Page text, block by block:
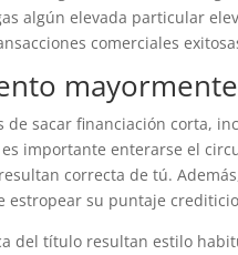
algún elevada particular
comerciales
de sacar financiación corta,
importante enterarse el
correcta de tú.
estropear su puntaje
del título resultan estilo